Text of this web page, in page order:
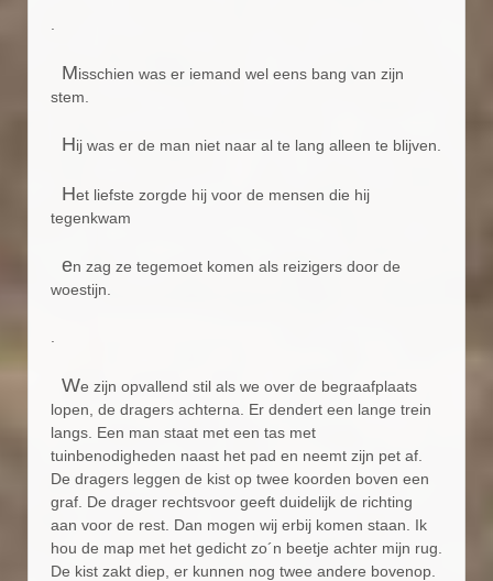
.
Misschien was er iemand wel eens bang van zijn
stem.
Hij was er de man niet naar al te lang alleen te blijven.
Het liefste zorgde hij voor de mensen die hij
tegenkwam
en zag ze tegemoet komen als reizigers door de
woestijn.
.
We zijn opvallend stil als we over de begraafplaats
lopen, de dragers achterna. Er dendert een lange trein
langs. Een man staat met een tas met
tuinbenodigheden naast het pad en neemt zijn pet af.
De dragers leggen de kist op twee koorden boven een
graf. De drager rechtsvoor geeft duidelijk de richting
aan voor de rest. Dan mogen wij erbij komen staan. Ik
hou de map met het gedicht zo´n beetje achter mijn rug.
De kist zakt diep, er kunnen nog twee andere bovenop.